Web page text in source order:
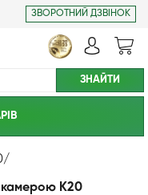
ЗВОРОТНИЙ ДЗВІНОК
/
камерою К20